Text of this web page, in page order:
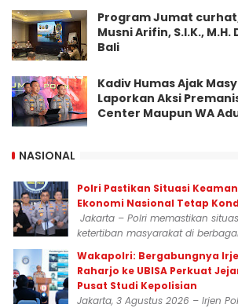
Program Jumat
Musni Arifin, S.I.K.,
Bali
Kadiv Humas Ajak
Laporkan Aksi
Center Maupun WA
NASIONAL
Polri Pastikan Situasi
Ekonomi Nasional Tetap
Jakarta – Polri memastikan
ketertiban masyarakat di
Wakapolri: Bergabungnya
Raharjo ke UBISA Perkuat
Pusat Studi Kepolisian
Jakarta, 3 Agustus 2026 – Irjen